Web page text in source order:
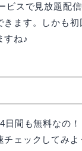
ビスで見放題配
きます。しかも
すね♪
日間も無料なの
チェックしてみよ